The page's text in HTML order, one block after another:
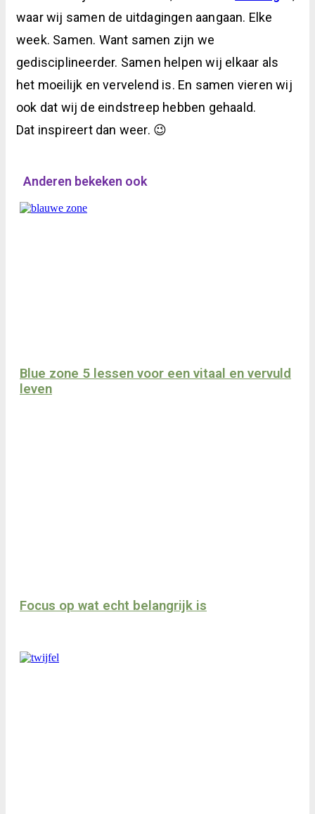
waar wij samen de uitdagingen aangaan. Elke
week. Samen. Want samen zijn we
gedisciplineerder. Samen helpen wij elkaar als
het moeilijk en vervelend is. En samen vieren wij
ook dat wij de eindstreep hebben gehaald.
Dat inspireert dan weer. 😉
Anderen bekeken ook
Blue zone 5 lessen voor een vitaal en vervuld
leven
Focus op wat echt belangrijk is